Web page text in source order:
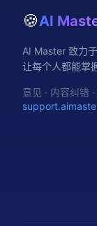
🍪AI
AI Master 致力
让每个人都能掌
意见 · 内容纠错